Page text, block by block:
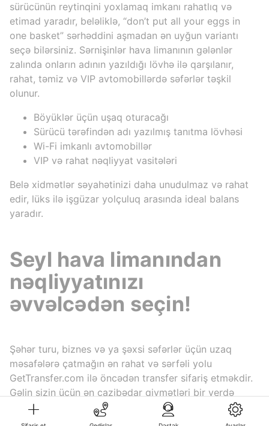
sürücünün reytinqini yoxlamaq imkanı rahatlıq və
etimad yaradır, beləliklə, “don’t put all your eggs in
one basket” sərhəddini aşmadan ən uyğun variantı
seçə bilərsiniz. Sərnişinlər hava limanının gələnlər
zalında onların adının yazıldığı lövhə ilə qarşılanır,
rahat, təmiz və VIP avtomobillərdə səfərlər təşkil
olunur.
Böyüklər üçün uşaq oturacağı
Sürücü tərəfindən adı yazılmış tanıtma lövhəsi
Wi-Fi imkanlı avtomobillər
VIP və rahat nəqliyyat vasitələri
Belə xidmətlər səyahətinizi daha unudulmaz və rahat
edir, lüks ilə işgüzar yolçuluq arasında ideal balans
yaradır.
Seyl hava limanından
nəqliyyatınızı
əvvəlcədən seçin!
Şəhər turu, biznes və ya şəxsi səfərlər üçün uzaq
məsafələrə çatmağın ən rahat və sərfəli yolu
GetTransfer.com ilə öncədən transfer sifariş etməkdir.
Gəlin sizin üçün ən cazibədar qiymətləri bir yerdə
araşdıraq və rahat səfərin dadını çıxarın!